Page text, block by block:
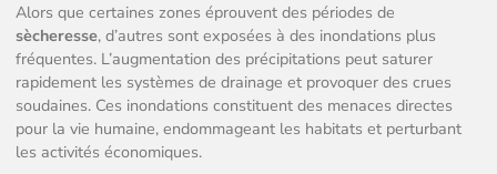
Alors que certaines zones éprouvent des périodes de
sècheresse, d’autres sont exposées à des inondations plus
fréquentes. L’augmentation des précipitations peut saturer
rapidement les systèmes de drainage et provoquer des crues
soudaines. Ces inondations constituent des menaces directes
pour la vie humaine, endommageant les habitats et perturbant
les activités économiques.